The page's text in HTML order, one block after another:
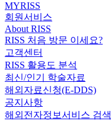
MYRISS
회원서비스
About RISS
RISS 처음 방문 이세요?
고객센터
RISS 활용도 분석
최신/인기 학술자료
해외자료신청(E-DDS)
공지사항
해외전자정보서비스 검색